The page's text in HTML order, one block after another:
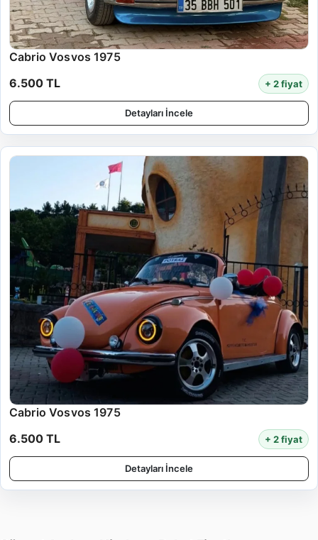
Cabrio Vosvos 1975
6.500 TL
+ 2 fiyat
Detayları İncele
Cabrio Vosvos 1975
6.500 TL
+ 2 fiyat
Detayları İncele